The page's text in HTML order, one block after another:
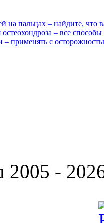
на пальцах – найдите, что
– все
– применять с
2005 -